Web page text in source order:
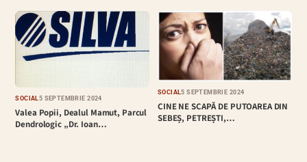
SOCIAL 5 SEPTEMBRIE 2024
Valea Popii, Dealul Mamut, Parcul
Dendrologic „Dr. Ioan…
SOCIAL5 SEPTEMBRIE 2024
CINE NE SCAPĂ DE PUTOAREA DIN
SEBEȘ, PETREȘTI,…